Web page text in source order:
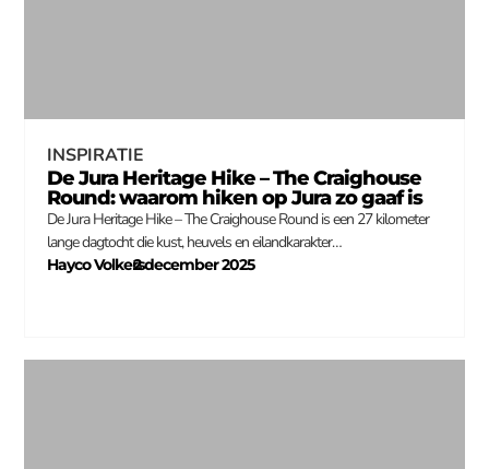
INSPIRATIE
De Jura Heritage Hike – The Craighouse
Round: waarom hiken op Jura zo gaaf is
De Jura Heritage Hike – The Craighouse Round is een 27 kilometer
lange dagtocht die kust, heuvels en eilandkarakter…
Hayco Volkers
–
2 december 2025